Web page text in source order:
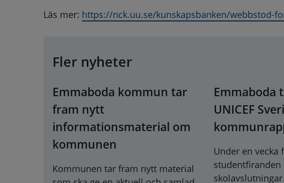
Läs mer: https://nck.uu.se/kunskapsbanken/webbstod-
Fler nyheter
Emmaboda kommun tar
fram nytt
informationsmaterial om
kommunen
Kommunen tar fram nytt material
Emmaboda
UNICEF
Under en vecka
studentfiranden